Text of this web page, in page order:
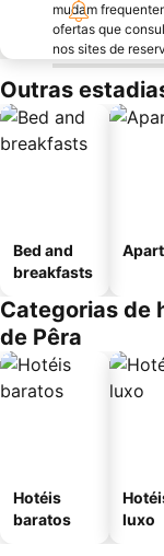
mudam
ofertas que
nos sites de
Outras
Bed and
breakfasts
Categorias de
de Pêra
Hotéis
baratos
luxo